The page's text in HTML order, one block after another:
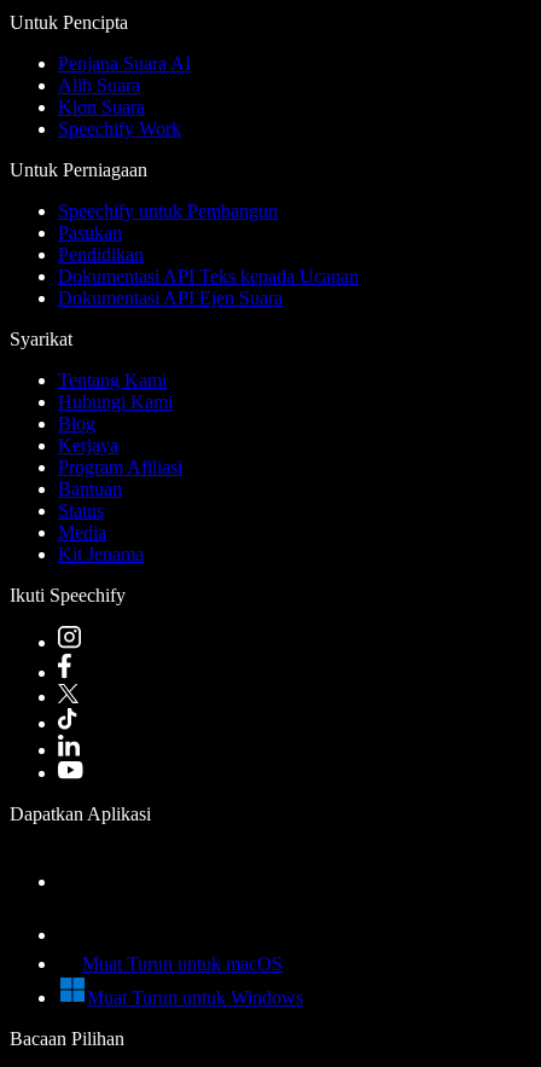
Untuk Pencipta
Penjana Suara AI
Alih Suara
Klon Suara
Speechify Work
Untuk Perniagaan
Speechify untuk Pembangun
Pasukan
Pendidikan
Dokumentasi API Teks kepada Ucapan
Dokumentasi API Ejen Suara
Syarikat
Tentang Kami
Hubungi Kami
Blog
Kerjaya
Program Afiliasi
Bantuan
Status
Media
Kit Jenama
Ikuti Speechify
Dapatkan Aplikasi
Muat Turun untuk macOS
Muat Turun untuk Windows
Bacaan Pilihan